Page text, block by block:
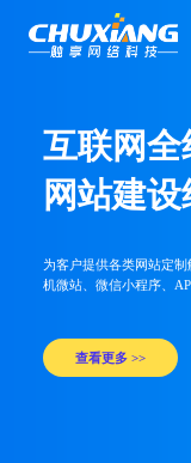
资深
统、外贸网站、手